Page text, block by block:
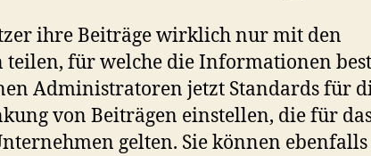
ihre Beiträge wirklich nur mit den
teilen, für welche die Informationen
Administratoren jetzt Standards für
von Beiträgen einstellen, die für
gelten. Sie können ebenfalls